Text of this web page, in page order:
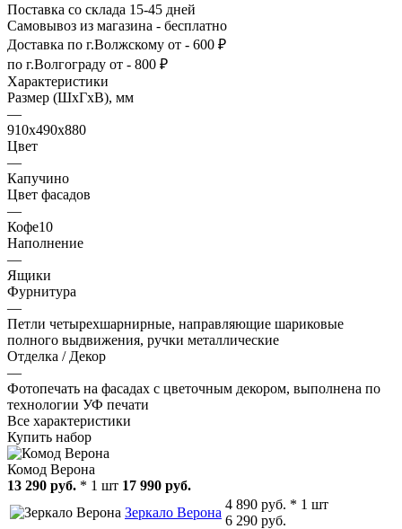
Поставка со склада 15-45 дней
Самовывоз из магазина - бесплатно
Доставка по г.Волжскому от - 600 ₽
по г.Волгограду от - 800 ₽
Характеристики
Размер (ШхГхВ), мм
—
910х490х880
Цвет
—
Капучино
Цвет фасадов
—
Кофе10
Наполнение
—
Ящики
Фурнитура
—
Петли четырехшарнирные, направляющие шариковые
полного выдвижения, ручки металлические
Отделка / Декор
—
Фотопечать на фасадах с цветочным декором, выполнена по
технологии УФ печати
Все характеристики
Купить набор
Комод Верона
13 290 руб. * 1 шт 17 990 руб.
Зеркало Верона
4 890 руб. * 1 шт
6 290 руб.